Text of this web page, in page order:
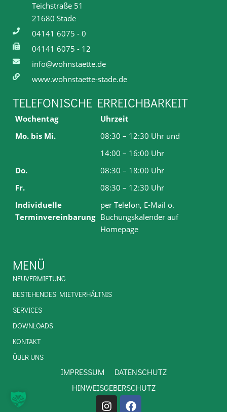
Teichstraße 51
21680 Stade
04141 6075 - 0
04141 6075 - 12
info@wohnstaette.de
www.wohnstaette-stade.de
TELEFONISCHE ERREICHBARKEIT
Wochentag
Uhrzeit
Mo. bis Mi.
08:30 – 12:30 Uhr und
14:00 – 16:00 Uhr
Do.
08:30 – 18:00 Uhr
Fr.
08:30 – 12:30 Uhr
Individuelle
Terminvereinbarung
per Telefon, E-Mail o.
Buchungskalender auf
Homepage
MENÜ
NEUVERMIETUNG
BESTEHENDES MIETVERHÄLTNIS
SERVICES
DOWNLOADS
KONTAKT
ÜBER UNS
IMPRESSUM
DATENSCHUTZ
HINWEISGEBERSCHUTZ